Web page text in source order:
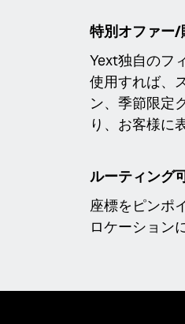
特別オファー/
Yext独自のフ
使用すれば、
ン、季節限定
り、お客様に
ルーティング
座標をピンポ
ロケーション